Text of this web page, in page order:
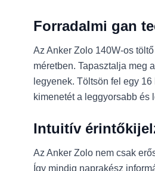
Forradalmi gan
Az Anker Zolo 140W-os
méretben. Tapasztalja meg
legyenek. Töltsön fel egy
kimenetét a leggyorsabb és
Intuitív
Az Anker Zolo nem csak
Így mindig naprakész